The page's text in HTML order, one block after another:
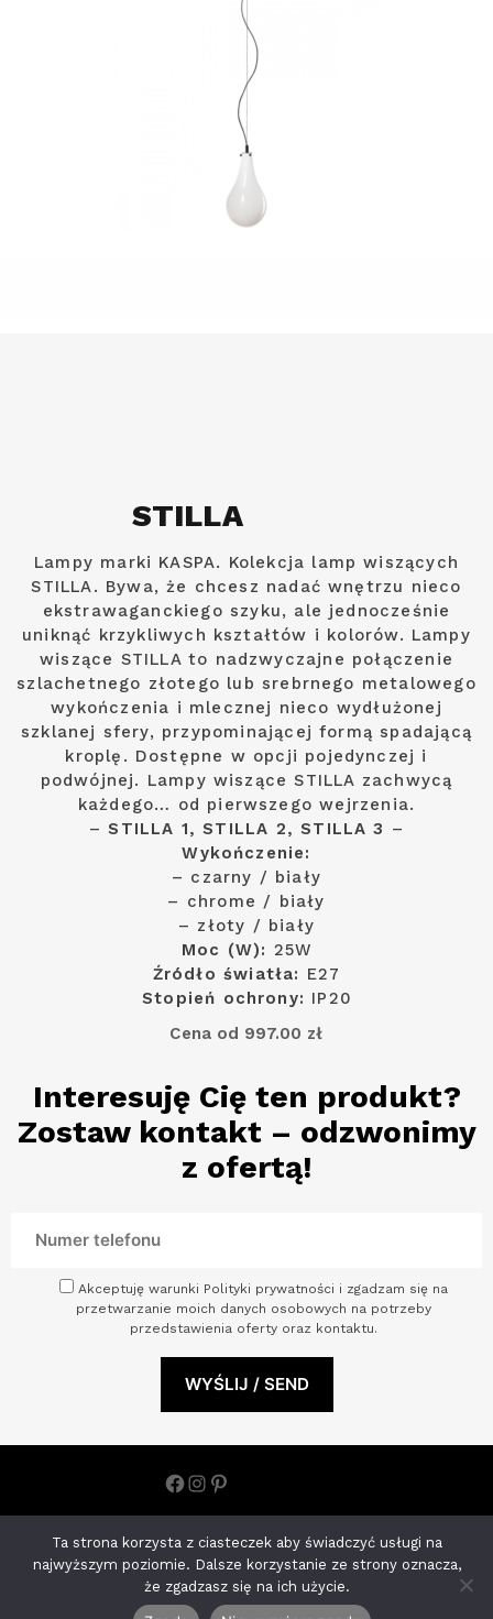
STILLA
Lampy marki KASPA. Kolekcja lamp wiszących
STILLA. Bywa, że chcesz nadać wnętrzu nieco
ekstrawaganckiego szyku, ale jednocześnie
uniknąć krzykliwych kształtów i kolorów. Lampy
wiszące STILLA to nadzwyczajne połączenie
szlachetnego złotego lub srebrnego metalowego
wykończenia i mlecznej nieco wydłużonej
szklanej sfery, przypominającej formą spadającą
kroplę. Dostępne w opcji pojedynczej i
podwójnej. Lampy wiszące STILLA zachwycą
każdego… od pierwszego wejrzenia.
–STILLA 1, STILLA 2, STILLA 3 –
Wykończenie:
– czarny / biały
– chrome / biały
– złoty / biały
Moc (W): 25W
Źródło światła: E27
Stopień ochrony: IP20
Cena od 997.00 zł
Interesuję Cię ten produkt?
Zostaw kontakt – odzwonimy
z ofertą!
Akceptuję warunki Polityki prywatności i zgadzam się na
przetwarzanie moich danych osobowych na potrzeby
przedstawienia oferty oraz kontaktu.
Facebook Instagram Pinterest
Polityka prywatności
ARCHINOVA STUDIO S.C. ANETA KOHNKE MONIKA JOŃCZYK |
NIP: 8522650793 ul. Księdza Kardynała Stefana Wyszyńskiego
11/U2 70-200 Szczecin, woj. zachodniopomorskie
Ta strona korzysta z ciasteczek aby świadczyć usługi na
najwyższym poziomie. Dalsze korzystanie ze strony oznacza,
że zgadzasz się na ich użycie.